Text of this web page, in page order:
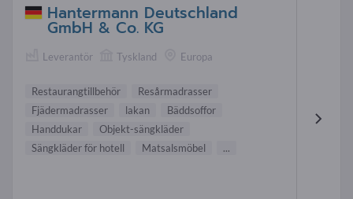
Hantermann Deutschland
GmbH & Co. KG
Leverantör Tyskland Europa
Restaurangtillbehör
Resårmadrasser
Fjädermadrasser
lakan
Bäddsoffor
Handdukar
Objekt-sängkläder
Sängkläder för hotell
Matsalsmöbel ...